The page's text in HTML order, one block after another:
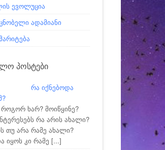
ევოლუცია
ადამიანი
ᲞᲝᲡᲢᲔᲑᲘ
რა იქნებოდა
როგორ ხარ? მოიწყინე?
რა არის ახალი?
თუ არა რამე ახალი?
იყოს კი რამე [...]